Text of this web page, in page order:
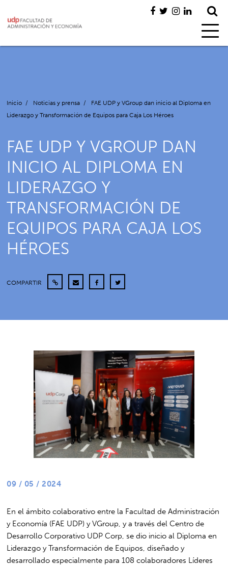
Inicio / Noticias y prensa /
FAE UDP y VGroup dan inicio al Diploma en
Liderazgo y Transformación de Equipos para Caja Los Héroes
FAE UDP Y VGROUP DAN
INICIO AL DIPLOMA EN
LIDERAZGO Y
TRANSFORMACIÓN DE
EQUIPOS PARA CAJA LOS
HÉROES
COMPARTIR
09 / 05 / 2024
En el ámbito colaborativo entre la Facultad de Administración
y Economía (FAE UDP) y VGroup, y a través del Centro de
Desarrollo Corporativo UDP Corp, se dio inicio al Diploma en
Liderazgo y Transformación de Equipos, diseñado y
desarrollado especialmente para 108 colaboradores Líderes